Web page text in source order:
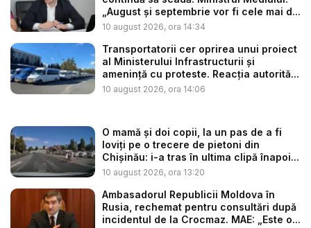
„August și septembrie vor fi cele mai d...
10 august 2026, ora 14:34
Transportatorii cer oprirea unui proiect
al Ministerului Infrastructurii și
amenință cu proteste. Reacția autorită...
10 august 2026, ora 14:06
O mamă și doi copii, la un pas de a fi
loviți pe o trecere de pietoni din
Chișinău: i-a tras în ultima clipă înapoi...
10 august 2026, ora 13:20
Ambasadorul Republicii Moldova în
Rusia, rechemat pentru consultări după
incidentul de la Crocmaz. MAE: „Este o...